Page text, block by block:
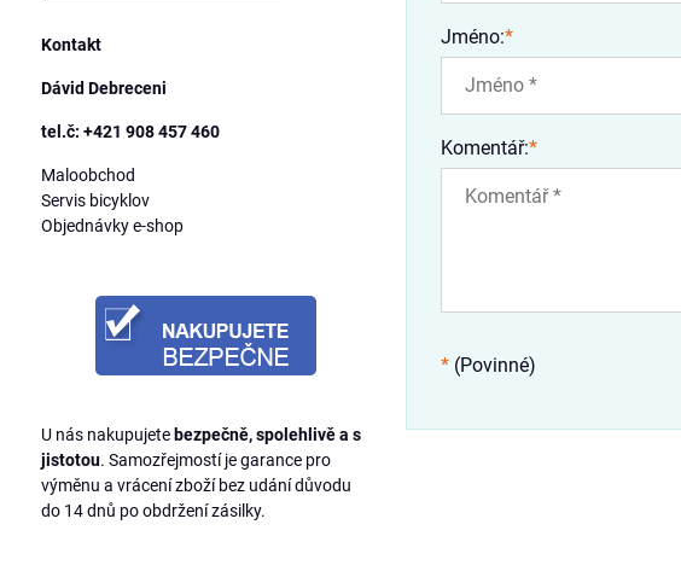
Jméno:*
Komentář:*
* (Povinné)
Kontakt
Dávid Debreceni
tel.č: +421 908 457 460
Maloobchod
Servis bicyklov
Objednávky e-shop
U nás nakupujete bezpečně, spolehlivě a s
jistotou. Samozřejmostí je garance pro
výměnu a vrácení zboží bez udání důvodu
do 14 dnů po obdržení zásilky.